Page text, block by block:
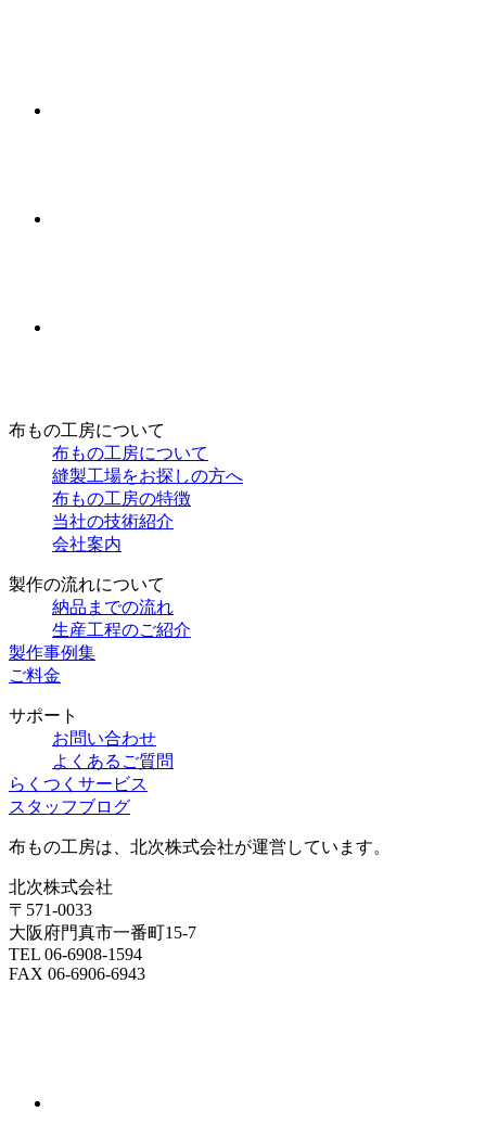
布もの工房について
布もの工房について
縫製工場をお探しの方へ
布もの工房の特徴
当社の技術紹介
会社案内
製作の流れについて
納品までの流れ
生産工程のご紹介
製作事例集
ご料金
サポート
お問い合わせ
よくあるご質問
らくつくサービス
スタッフブログ
布もの工房は、北次株式会社が運営しています。
北次株式会社
〒571-0033
大阪府門真市一番町15-7
TEL 06-6908-1594
FAX 06-6906-6943